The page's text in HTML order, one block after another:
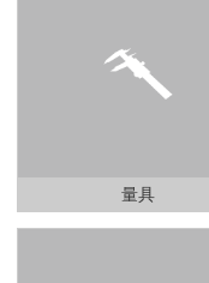
量具